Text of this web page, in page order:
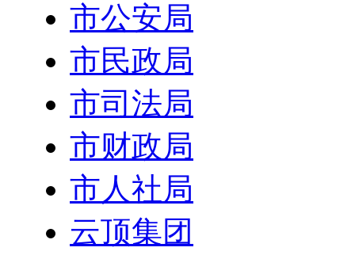
市公安局
市民政局
市司法局
市财政局
市人社局
云顶集团